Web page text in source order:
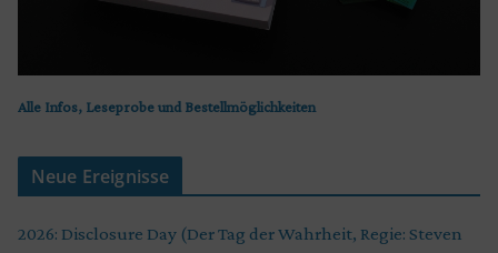
Alle Infos, Leseprobe und Bestellmöglichkeiten
Neue Ereignisse
2026: Disclosure Day (Der Tag der Wahrheit, Regie: Steven